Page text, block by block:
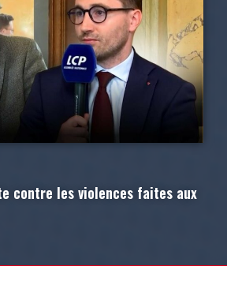
contre les violences faites aux